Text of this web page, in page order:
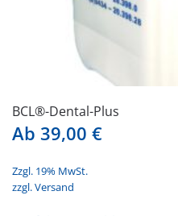
BCL®-Dental-Plus
Ab 39,00 €
Zzgl. 19% MwSt.
zzgl.Versand